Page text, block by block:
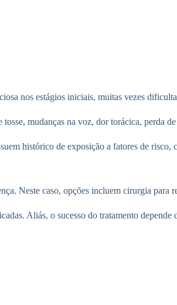
nos estágios iniciais, muitas vezes
mudanças na voz, dor torácica, perda
histórico de exposição a fatores de risco,
Neste caso, opções incluem cirurgia para
Aliás, o sucesso do tratamento